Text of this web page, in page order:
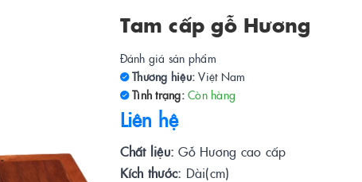
Tam cấp gỗ Hương
Đánh giá sản phẩm
Thương hiệu: Việt Nam
Tình trạng: Còn hàng
Liên hệ
Chất liệu:Gỗ Hương cao cấp
Kích thước: Dài(cm)